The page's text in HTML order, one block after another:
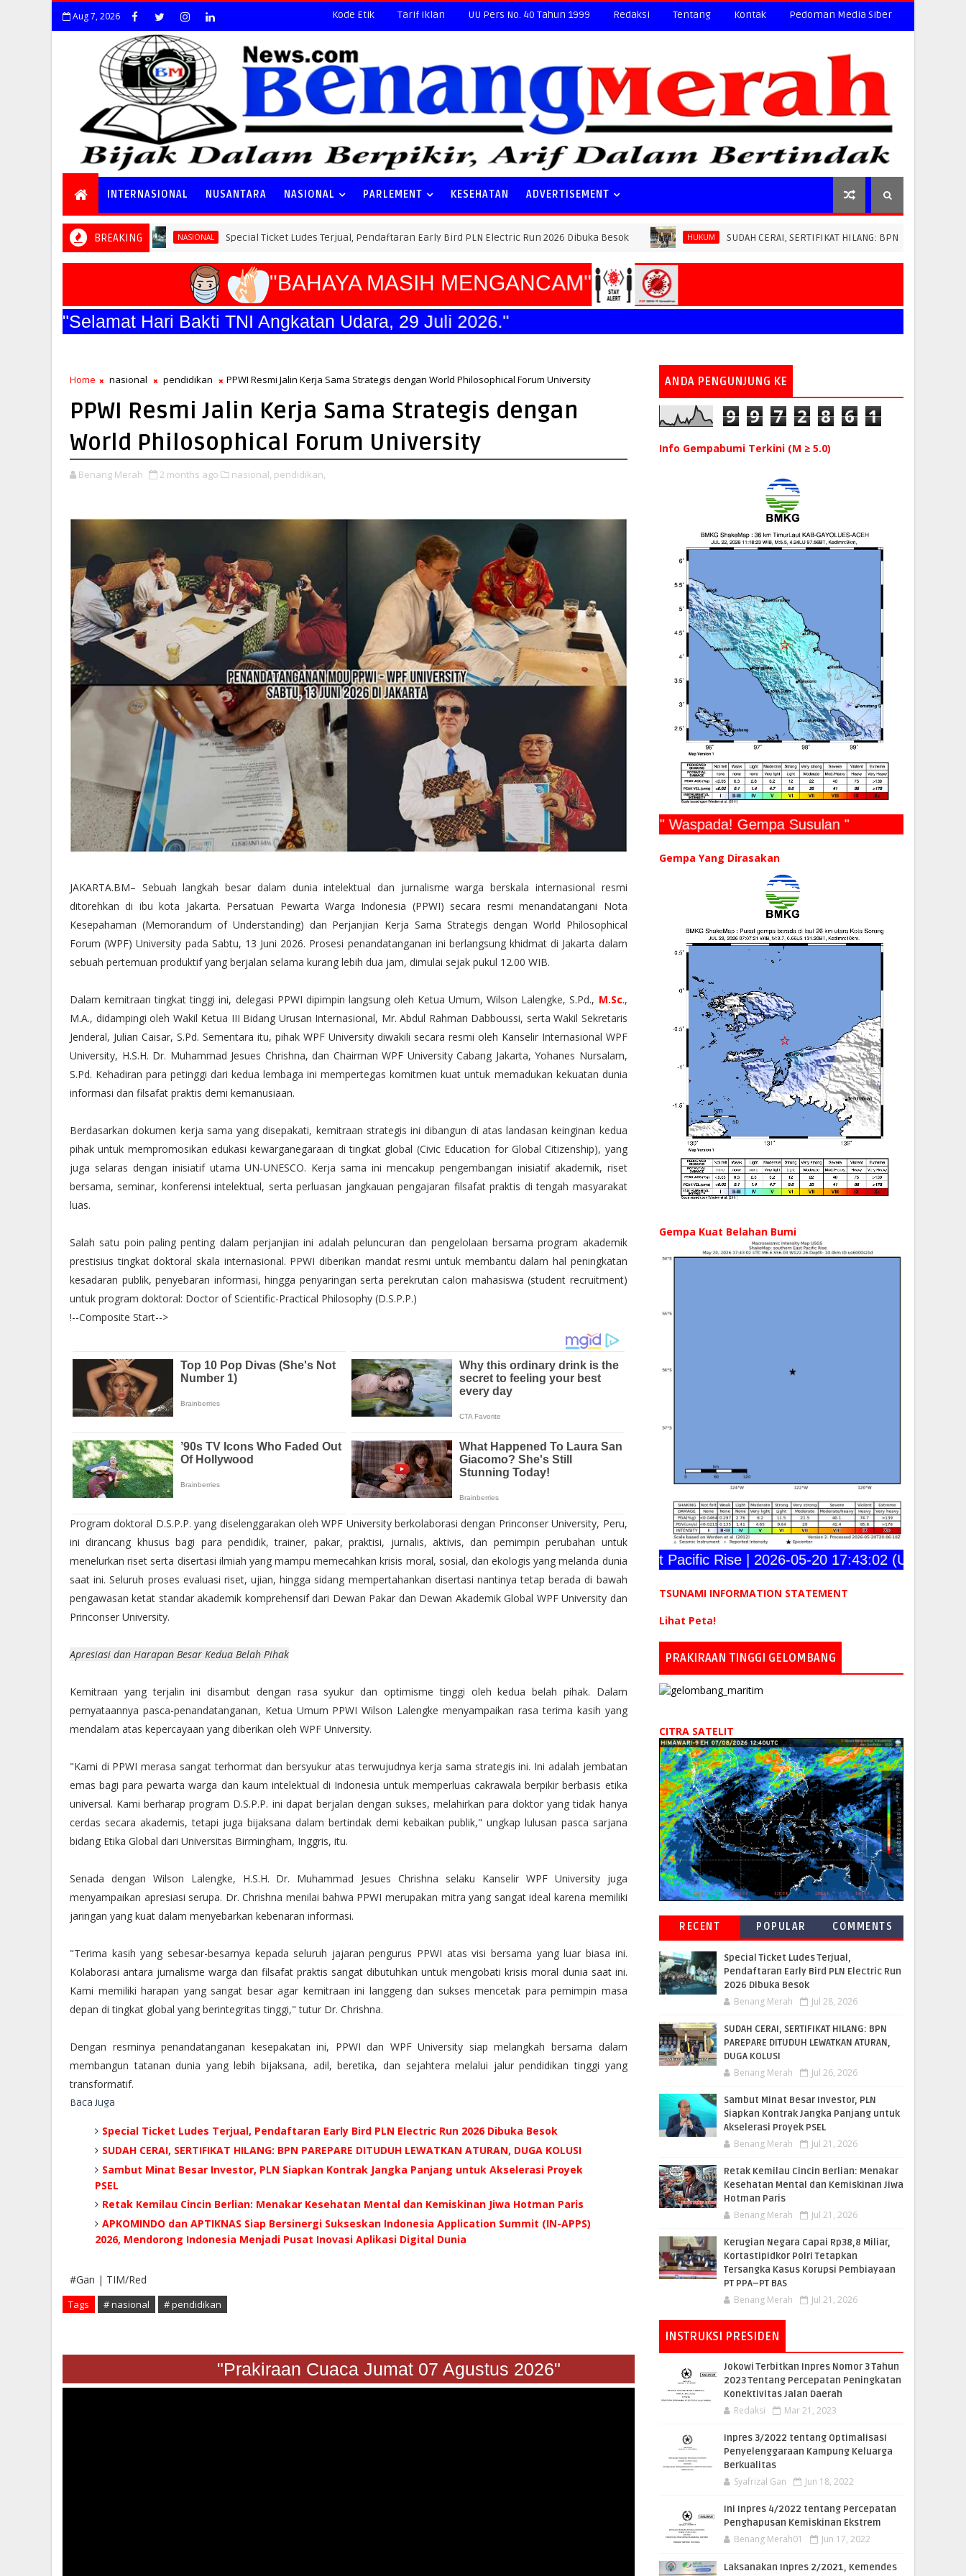
Aug 7, 2026 Kode Etik Tarif Iklan UU Pers No. 40 Tahun 1999 Redaksi Tentang Kontak Pedoman Media Siber
INTERNASIONAL NUSANTARA NASIONAL PARLEMENT KESEHATAN ADVERTISEMENT
BREAKING
NASIONAL Special Ticket Ludes Terjual, Pendaftaran Early Bird PLN Electric Run 2026 Dibuka Besok HUKUM SUDAH CERAI, SERTIFIKAT HILANG: BPN PAREPARE DITUDUH
"BAHAYA MASIH MENGANCAM"
"Selamat Hari Bakti TNI Angkatan Udara, 29 Juli 2026."
Home nasional pendidikan PPWI Resmi Jalin Kerja Sama Strategis dengan World Philosophical Forum University
PPWI Resmi Jalin Kerja Sama Strategis dengan
World Philosophical Forum University
Benang Merah 2 months ago nasional, pendidikan,
JAKARTA.BM– Sebuah langkah besar dalam dunia intelektual dan jurnalisme warga berskala internasional resmi
ditorehkan di ibu kota Jakarta. Persatuan Pewarta Warga Indonesia (PPWI) secara resmi menandatangani Nota
Kesepahaman (Memorandum of Understanding) dan Perjanjian Kerja Sama Strategis dengan World Philosophical
Forum (WPF) University pada Sabtu, 13 Juni 2026. Prosesi penandatanganan ini berlangsung khidmat di Jakarta dalam
sebuah pertemuan produktif yang berjalan selama kurang lebih dua jam, dimulai sejak pukul 12.00 WIB.
Dalam kemitraan tingkat tinggi ini, delegasi PPWI dipimpin langsung oleh Ketua Umum, Wilson Lalengke, S.Pd., M.Sc.,
M.A., didampingi oleh Wakil Ketua III Bidang Urusan Internasional, Mr. Abdul Rahman Dabboussi, serta Wakil Sekretaris
Jenderal, Julian Caisar, S.Pd. Sementara itu, pihak WPF University diwakili secara resmi oleh Kanselir Internasional WPF
University, H.S.H. Dr. Muhammad Jesues Chrishna, dan Chairman WPF University Cabang Jakarta, Yohanes Nursalam,
S.Pd. Kehadiran para petinggi dari kedua lembaga ini mempertegas komitmen kuat untuk memadukan kekuatan dunia
informasi dan filsafat praktis demi kemanusiaan.
Berdasarkan dokumen kerja sama yang disepakati, kemitraan strategis ini dibangun di atas landasan keinginan kedua
pihak untuk mempromosikan edukasi kewarganegaraan di tingkat global (Civic Education for Global Citizenship), yang
juga selaras dengan inisiatif utama UN-UNESCO. Kerja sama ini mencakup pengembangan inisiatif akademik, riset
bersama, seminar, konferensi intelektual, serta perluasan jangkauan pengajaran filsafat praktis di tengah masyarakat
luas.
Salah satu poin paling penting dalam perjanjian ini adalah peluncuran dan pengelolaan bersama program akademik
prestisius tingkat doktoral skala internasional. PPWI diberikan mandat resmi untuk membantu dalam hal peningkatan
kesadaran publik, penyebaran informasi, hingga penyaringan serta perekrutan calon mahasiswa (student recruitment)
untuk program doktoral: Doctor of Scientific-Practical Philosophy (D.S.P.P.)
!--Composite Start-->
Program doktoral D.S.P.P. yang diselenggarakan oleh WPF University berkolaborasi dengan Princonser University, Peru,
ini dirancang khusus bagi para pendidik, trainer, pakar, praktisi, jurnalis, aktivis, dan pemimpin perubahan untuk
menelurkan riset serta disertasi ilmiah yang mampu memecahkan krisis moral, sosial, dan ekologis yang melanda dunia
saat ini. Seluruh proses evaluasi riset, ujian, hingga sidang mempertahankan disertasi nantinya tetap berada di bawah
pengawasan ketat standar akademik komprehensif dari Dewan Pakar dan Dewan Akademik Global WPF University dan
Princonser University.
Apresiasi dan Harapan Besar Kedua Belah Pihak
Kemitraan yang terjalin ini disambut dengan rasa syukur dan optimisme tinggi oleh kedua belah pihak. Dalam
pernyataannya pasca-penandatanganan, Ketua Umum PPWI Wilson Lalengke menyampaikan rasa terima kasih yang
mendalam atas kepercayaan yang diberikan oleh WPF University.
"Kami di PPWI merasa sangat terhormat dan bersyukur atas terwujudnya kerja sama strategis ini. Ini adalah jembatan
emas bagi para pewarta warga dan kaum intelektual di Indonesia untuk memperluas cakrawala berpikir berbasis etika
universal. Kami berharap program D.S.P.P. ini dapat berjalan dengan sukses, melahirkan para doktor yang tidak hanya
cerdas secara akademis, tetapi juga bijaksana dalam bertindak demi kebaikan publik," ungkap lulusan pasca sarjana
bidang Etika Global dari Universitas Birmingham, Inggris, itu.
Senada dengan Wilson Lalengke, H.S.H. Dr. Muhammad Jesues Chrishna selaku Kanselir WPF University juga
menyampaikan apresiasi serupa. Dr. Chrishna menilai bahwa PPWI merupakan mitra yang sangat ideal karena memiliki
jaringan yang kuat dalam menyebarkan kebenaran informasi.
"Terima kasih yang sebesar-besarnya kepada seluruh jajaran pengurus PPWI atas visi bersama yang luar biasa ini.
Kolaborasi antara jurnalisme warga dan filsafat praktis sangat dibutuhkan untuk mengobati krisis moral dunia saat ini.
Kami memiliki harapan yang sangat besar agar kemitraan ini langgeng dan sukses mencetak para pemimpin masa
depan di tingkat global yang berintegritas tinggi," tutur Dr. Chrishna.
Dengan resminya penandatanganan kesepakatan ini, PPWI dan WPF University siap melangkah bersama dalam
membangun tatanan dunia yang lebih bijaksana, adil, beretika, dan sejahtera melalui jalur pendidikan tinggi yang
transformatif.
Baca Juga
Special Ticket Ludes Terjual, Pendaftaran Early Bird PLN Electric Run 2026 Dibuka Besok
SUDAH CERAI, SERTIFIKAT HILANG: BPN PAREPARE DITUDUH LEWATKAN ATURAN, DUGA KOLUSI
Sambut Minat Besar Investor, PLN Siapkan Kontrak Jangka Panjang untuk Akselerasi Proyek
PSEL
Retak Kemilau Cincin Berlian: Menakar Kesehatan Mental dan Kemiskinan Jiwa Hotman Paris
APKOMINDO dan APTIKNAS Siap Bersinergi Sukseskan Indonesia Application Summit (IN-APPS)
2026, Mendorong Indonesia Menjadi Pusat Inovasi Aplikasi Digital Dunia
#Gan | TIM/Red
Tags # nasional # pendidikan
"Prakiraan Cuaca Jumat 07 Agustus 2026"
ANDA PENGUNJUNG KE
9 9 7 2 8 6 1
Info Gempabumi Terkini (M ≥ 5.0)
" Waspada! Gempa Susulan "
Gempa Yang Dirasakan
Gempa Kuat Belahan Bumi
"M 6.6 | southern East Pacific Rise | 2026-05-20 17:43:02 (UTC) |
TSUNAMI INFORMATION STATEMENT
Lihat Peta!
PRAKIRAAN TINGGI GELOMBANG
CITRA SATELIT
RECENT POPULAR COMMENTS
Special Ticket Ludes Terjual,
Pendaftaran Early Bird PLN Electric Run
2026 Dibuka Besok
Benang Merah Jul 28, 2026
SUDAH CERAI, SERTIFIKAT HILANG: BPN
PAREPARE DITUDUH LEWATKAN ATURAN,
DUGA KOLUSI
Benang Merah Jul 26, 2026
Sambut Minat Besar Investor, PLN
Siapkan Kontrak Jangka Panjang untuk
Akselerasi Proyek PSEL
Benang Merah Jul 21, 2026
Retak Kemilau Cincin Berlian: Menakar
Kesehatan Mental dan Kemiskinan Jiwa
Hotman Paris
Benang Merah Jul 21, 2026
Kerugian Negara Capai Rp38,8 Miliar,
Kortastipidkor Polri Tetapkan
Tersangka Kasus Korupsi Pembiayaan
PT PPA–PT BAS
Benang Merah Jul 21, 2026
INSTRUKSI PRESIDEN
Jokowi Terbitkan Inpres Nomor 3 Tahun
2023 Tentang Percepatan Peningkatan
Konektivitas Jalan Daerah
Redaksi Mar 21, 2023
Inpres 3/2022 tentang Optimalisasi
Penyelenggaraan Kampung Keluarga
Berkualitas
Syafrizal Gan Jun 18, 2022
Ini Inpres 4/2022 tentang Percepatan
Penghapusan Kemiskinan Ekstrem
Benang Merah01 Jun 17, 2022
Laksanakan Inpres 2/2021, Kemendes